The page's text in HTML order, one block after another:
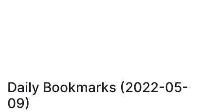
Daily Bookmarks (2022-05-
09)